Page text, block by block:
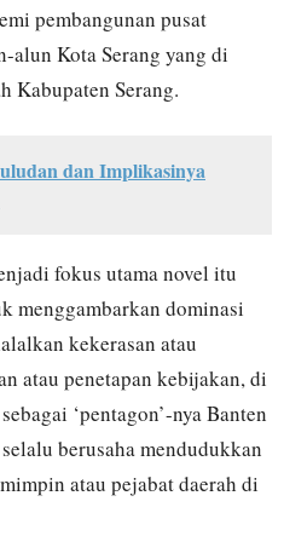
pembangunan pusat
alun Kota Serang yang di
Kabupaten Serang.
dan Implikasinya
fokus utama novel itu
menggambarkan dominasi
kekerasan atau
atau penetapan kebijakan, di
‘pentagon’-nya Banten
berusaha mendudukkan
atau pejabat daerah di